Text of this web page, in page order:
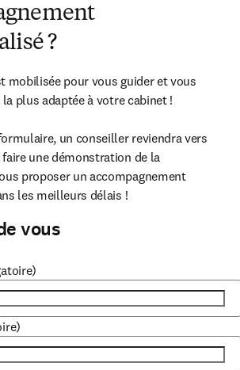
?
mobilisée pour vous guider et vous
plus adaptée à votre cabinet !
un conseiller reviendra vers
une démonstration de la
proposer un accompagnement
les meilleurs délais !
vous